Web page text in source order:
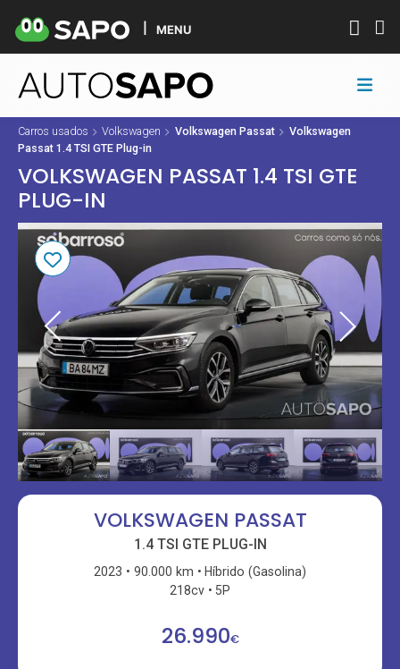
MENU
Carros usados Volkswagen Volkswagen Passat
Volkswagen
Passat 1.4 TSI GTE Plug-in
VOLKSWAGEN PASSAT 1.4 TSI GTE
PLUG-IN
VOLKSWAGEN PASSAT
1.4 TSI GTE PLUG-IN
2023 90.000 km
Híbrido (Gasolina)
218cv
5P
26.990€